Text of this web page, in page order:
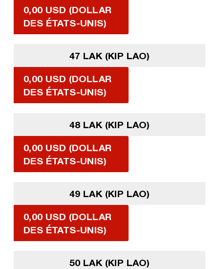
0,00 USD (DOLLAR
DES ÉTATS-UNIS)
47 LAK (KIP LAO)
0,00 USD (DOLLAR
DES ÉTATS-UNIS)
48 LAK (KIP LAO)
0,00 USD (DOLLAR
DES ÉTATS-UNIS)
49 LAK (KIP LAO)
0,00 USD (DOLLAR
DES ÉTATS-UNIS)
50 LAK (KIP LAO)